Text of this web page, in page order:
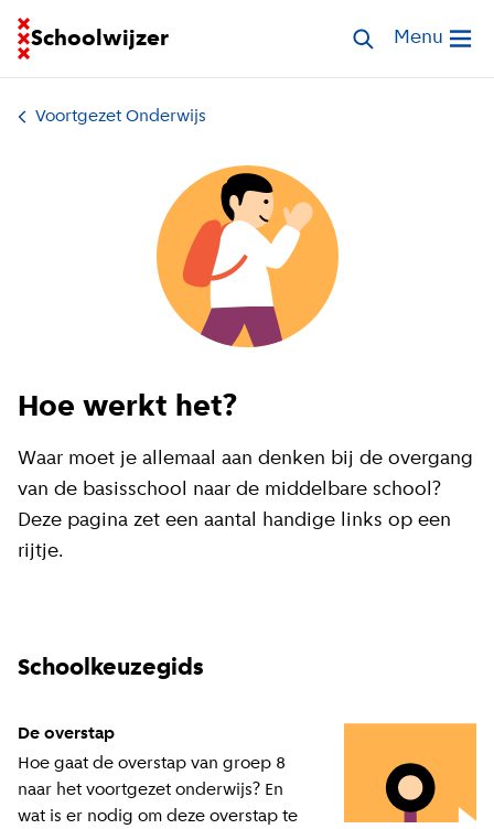
Schoolwijzer
Ga naar homepage van SchoolwijzerZoek scholen
Open
Menu
Voortgezet Onderwijs
Hoe werkt het?
Waar moet je allemaal aan denken bij de overgang
van de basisschool naar de middelbare school?
Deze pagina zet een aantal handige links op een
rijtje.
Schoolkeuzegids
De overstap
Hoe gaat de overstap van groep 8
naar het voortgezet onderwijs? En
wat is er nodig om deze overstap te